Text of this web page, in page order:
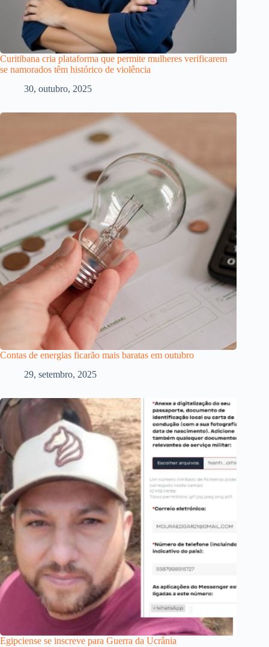
Curitibana cria plataforma que permite mulheres verificarem
se namorados têm histórico de violência
30, outubro, 2025
Contas de energias ficarão mais baratas em outubro
29, setembro, 2025
Egipciense se inscreve para Guerra da Ucrânia